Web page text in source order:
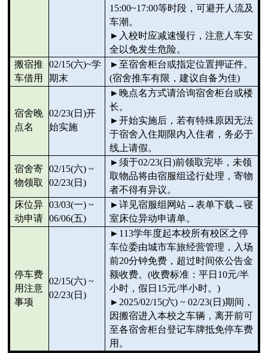
15:00~17:00等时段，可避开人流及
车潮。
► 入校时应减速慢行，注意人车安
全以免发生危险。
搬宿推
车借用
02/15(六)~学
期末
►至宿舍柜台或指定位置押证件。
(宿舍推车有限，建议自备为佳)
宿舍晚
点名
02/23(日)开
始实施
► 晚点名方式请洽询宿舍柜台或楼
长。
►开始实施后，若有特殊原因无法
于宿舍入住期限内入住者，务必于
线上请假。
宿舍寄
物领取
02/15(六) ~
02/23(日)
►须于02/23(日 )前领取完毕，未领
取物品将由宿服组迳行处理，寄物
者不得有异议。
床位异
动申请
03/03(一) ~
06/06(五)
►详见宿服组网站→表单下载→寝
室床位异动申请单。
停车费
用注意
事项
02/15(六) ~
02/23(日)
► 113学年度起本校所有校区之停
车位委由城市车旅经营管理，入场
前20分钟免费，超过时间依公告金
额收费。 (收费标准：平日 10元/半
小时，假日 15元/半小时。 )
► 2025/02/15(六) ~ 02/23(日 )期间，
因搬宿进入本校之车辆，离开前可
至各宿舍柜台登记车牌抵免停车费
用。